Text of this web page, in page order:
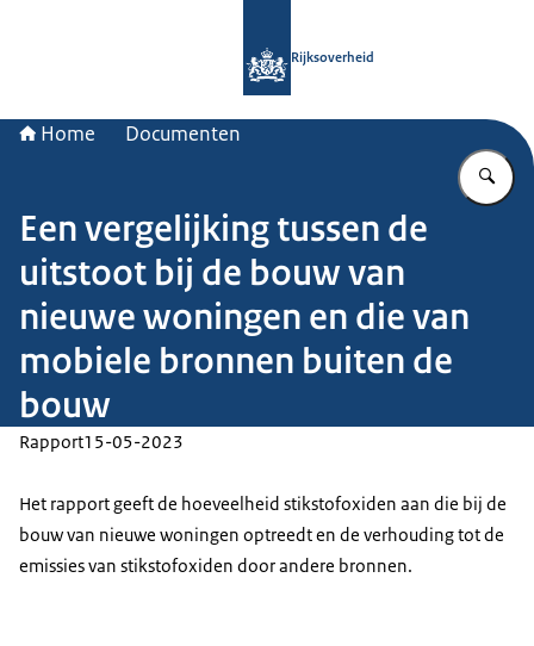
Rijksoverheid
Home Documenten
Een vergelijking tussen de
uitstoot bij de bouw van
nieuwe woningen en die van
mobiele bronnen buiten de
bouw
Rapport15-05-2023
Het rapport geeft de hoeveelheid stikstofoxiden aan die bij de
bouw van nieuwe woningen optreedt en de verhouding tot de
emissies van stikstofoxiden door andere bronnen.